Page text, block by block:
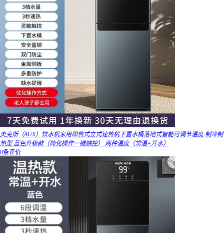
奥克斯（AUX）饮水机家用即热式立式速热机下置水桶落地式智能可调节温度 制冷制
热型 蓝色升级款（简化操作一键触控） 两种温度（常温+开水）
0条评价